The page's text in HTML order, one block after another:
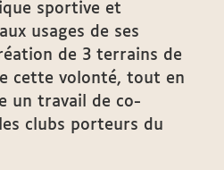
sportive et
usages de ses
de 3 terrains de
cette volonté, tout en
un travail de co-
clubs porteurs du